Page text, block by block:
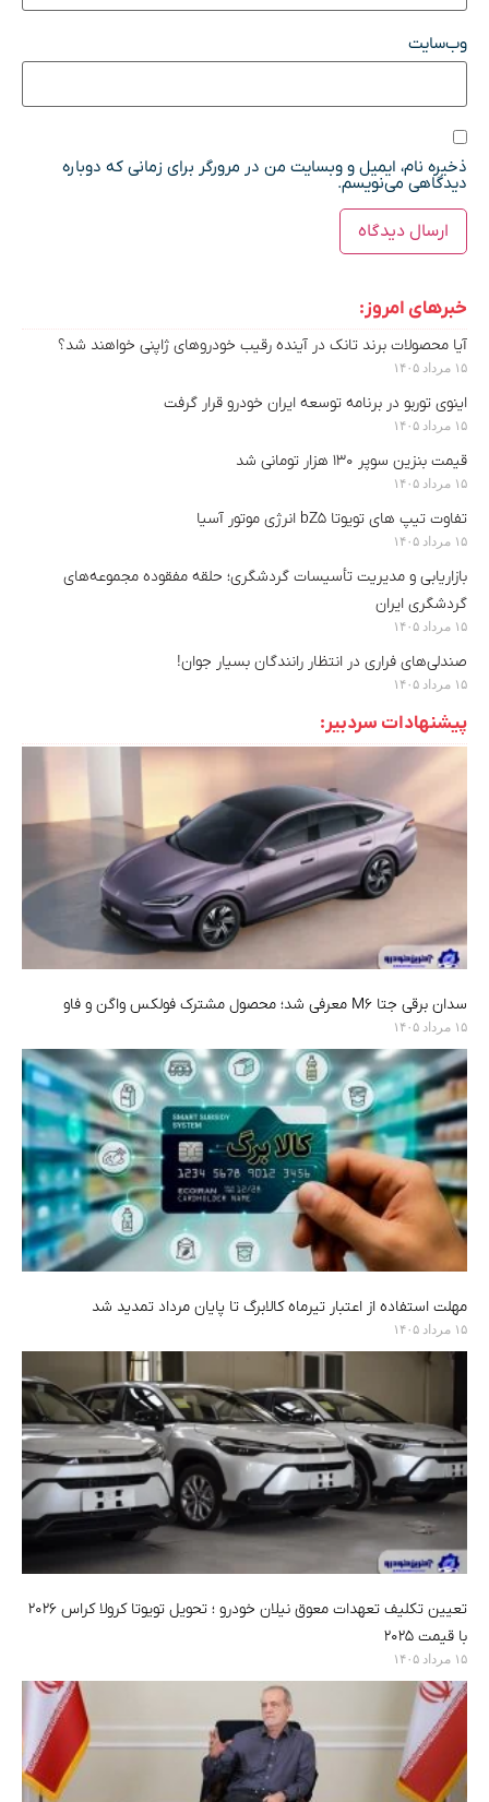
وب‌سایت
ذخیره نام، ایمیل و وبسایت من در مرورگر برای زمانی که دوباره
دیدگاهی می‌نویسم.
خبرهای امروز:
آیا محصولات برند تانک در آینده رقیب خودروهای ژاپنی خواهند شد؟
۱۵ مرداد ۱۴۰۵
اینوی توربو در برنامه توسعه ایران خودرو قرار گرفت
۱۵ مرداد ۱۴۰۵
قیمت بنزین سوپر ۱۳۰ هزار تومانی شد
۱۵ مرداد ۱۴۰۵
تفاوت تیپ های تویوتا bZ5 انرژی موتور آسیا
۱۵ مرداد ۱۴۰۵
بازاریابی و مدیریت تأسیسات گردشگری؛ حلقه مفقوده مجموعه‌های
گردشگری ایران
۱۵ مرداد ۱۴۰۵
صندلی‌های فراری در انتظار رانندگان بسیار جوان!
۱۵ مرداد ۱۴۰۵
پیشنهادات سردبیر:
سدان برقی جتا M6 معرفی شد؛ محصول مشترک فولکس واگن و فاو
۱۵ مرداد ۱۴۰۵
مهلت استفاده از اعتبار تیرماه کالابرگ تا پایان مرداد تمدید شد
۱۵ مرداد ۱۴۰۵
تعیین تکلیف تعهدات معوق نیلان خودرو ؛ تحویل تویوتا کرولا کراس ۲۰۲۶
با قیمت ۲۰۲۵
۱۵ مرداد ۱۴۰۵